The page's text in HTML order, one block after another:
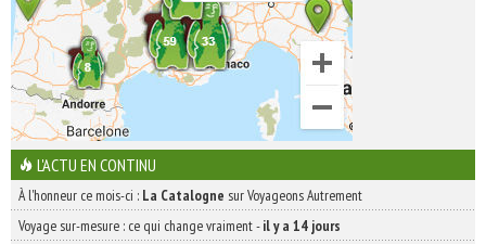
L'ACTU EN CONTINU
À l'honneur ce mois-ci : La Catalogne sur Voyageons Autrement
Voyage sur-mesure : ce qui change vraiment-il y a 14 jours